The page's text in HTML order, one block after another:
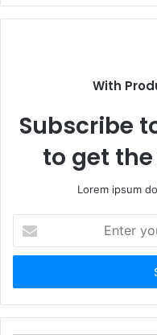
With
Subscribe
to get
Lorem ipsum
your
Email